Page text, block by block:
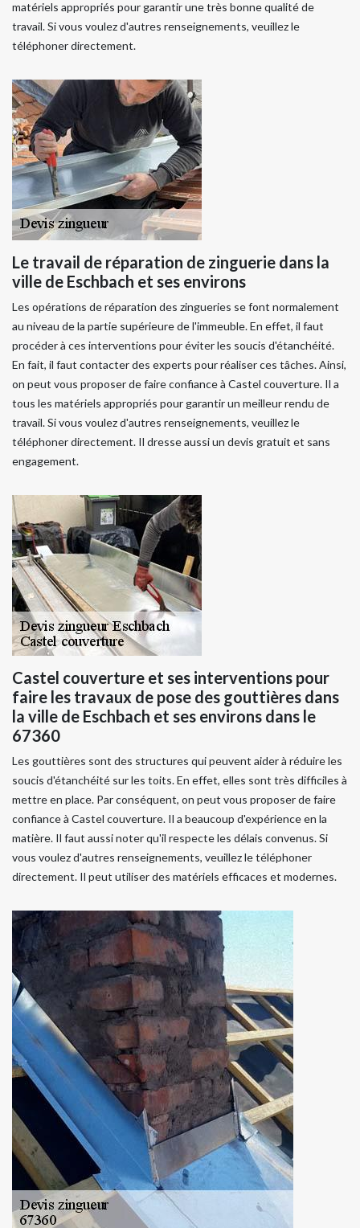
matériels appropriés pour garantir une très bonne qualité de
travail. Si vous voulez d'autres renseignements, veuillez le
téléphoner directement.
Le travail de réparation de zinguerie dans la
ville de Eschbach et ses environs
Les opérations de réparation des zingueries se font normalement
au niveau de la partie supérieure de l'immeuble. En effet, il faut
procéder à ces interventions pour éviter les soucis d'étanchéité.
En fait, il faut contacter des experts pour réaliser ces tâches. Ainsi,
on peut vous proposer de faire confiance à Castel couverture. Il a
tous les matériels appropriés pour garantir un meilleur rendu de
travail. Si vous voulez d'autres renseignements, veuillez le
téléphoner directement. Il dresse aussi un devis gratuit et sans
engagement.
Castel couverture et ses interventions pour
faire les travaux de pose des gouttières dans
la ville de Eschbach et ses environs dans le
67360
Les gouttières sont des structures qui peuvent aider à réduire les
soucis d'étanchéité sur les toits. En effet, elles sont très difficiles à
mettre en place. Par conséquent, on peut vous proposer de faire
confiance à Castel couverture. Il a beaucoup d'expérience en la
matière. Il faut aussi noter qu'il respecte les délais convenus. Si
vous voulez d'autres renseignements, veuillez le téléphoner
directement. Il peut utiliser des matériels efficaces et modernes.